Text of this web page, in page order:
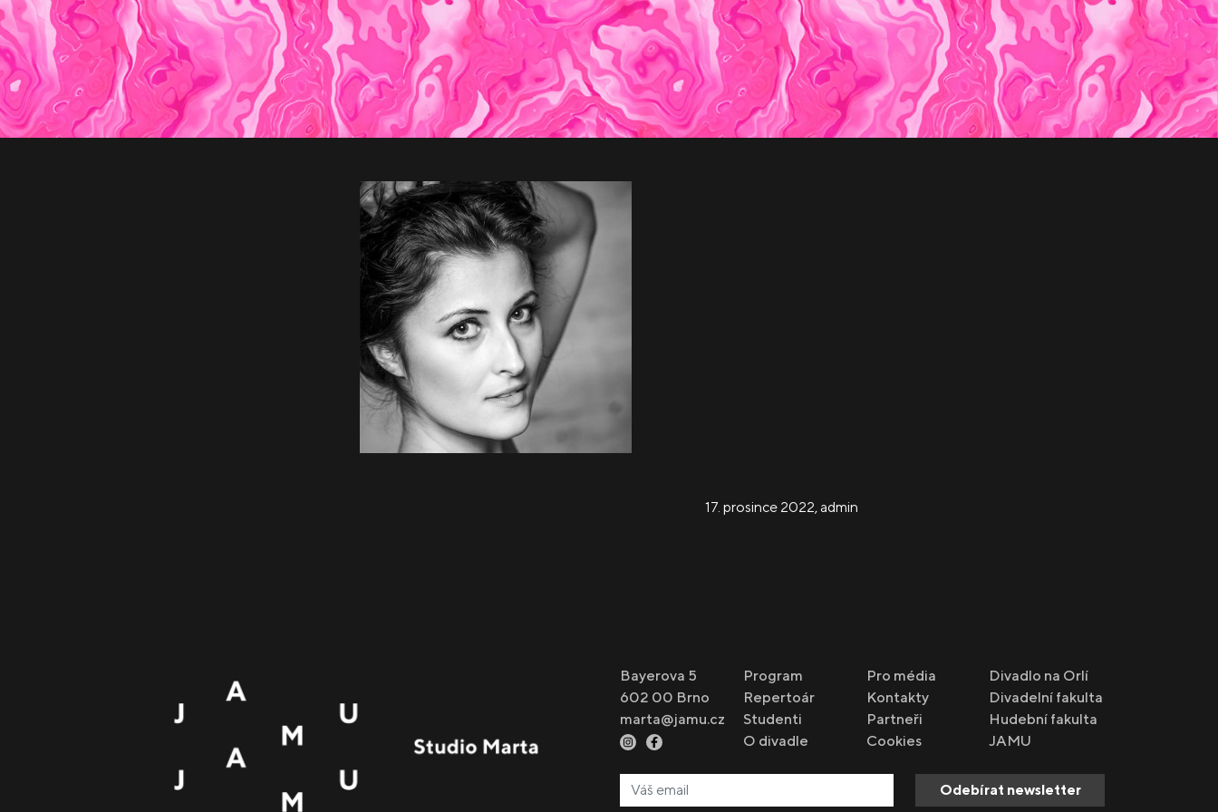
17. prosince 2022, admin
Bayerova 5
602 00 Brno
marta@jamu.cz
Program
Repertoár
Studenti
O divadle
Pro média
Kontakty
Partneři
Cookies
Divadlo na Orlí
Divadelní fakulta
Hudební fakulta
JAMU